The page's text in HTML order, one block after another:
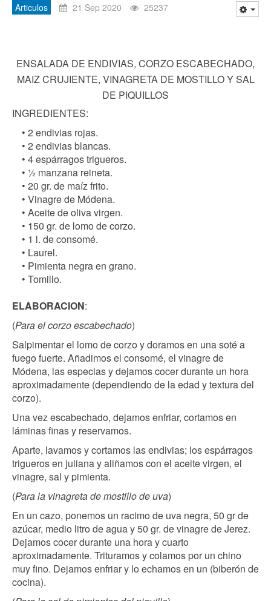
Articulos 21 Sep 2020 25237
ENSALADA DE ENDIVIAS, CORZO ESCABECHADO,
MAIZ CRUJIENTE, VINAGRETA DE MOSTILLO Y SAL
DE PIQUILLOS
INGREDIENTES:
• 2 endivias rojas.
• 2 endivias blancas.
• 4 espárragos trigueros.
• ½ manzana reineta.
• 20 gr. de maíz frito.
• Vinagre de Módena.
• Aceite de oliva virgen.
• 150 gr. de lomo de corzo.
• 1 l. de consomé.
• Laurel.
• Pimienta negra en grano.
• Tomillo.
ELABORACION:
(Para el corzo escabechado)
Salpimentar el lomo de corzo y doramos en una soté a
fuego fuerte. Añadimos el consomé, el vinagre de
Módena, las especias y dejamos cocer durante un hora
aproximadamente (dependiendo de la edad y textura del
corzo).
Una vez escabechado, dejamos enfriar, cortamos en
láminas finas y reservamos.
Aparte, lavamos y cortamos las endivias; los espárragos
trigueros en juliana y aliñamos con el aceite virgen, el
vinagre, sal y pimienta.
(Para la vinagreta de mostillo de uva)
En un cazo, ponemos un racimo de uva negra, 50 gr de
azúcar, medio litro de agua y 50 gr. de vinagre de Jerez.
Dejamos cocer durante una hora y cuarto
aproximadamente. Trituramos y colamos por un chino
muy fino. Dejamos enfriar y lo echamos en un (biberón de
cocina).